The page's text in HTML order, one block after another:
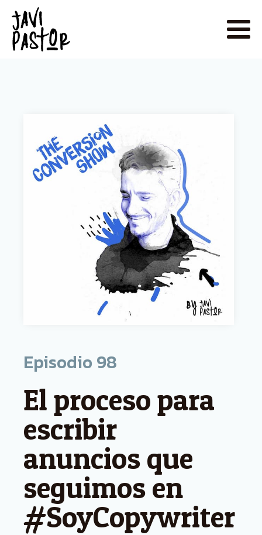
Episodio 98
El proceso para
escribir
anuncios que
seguimos en
#SoyCopywriter